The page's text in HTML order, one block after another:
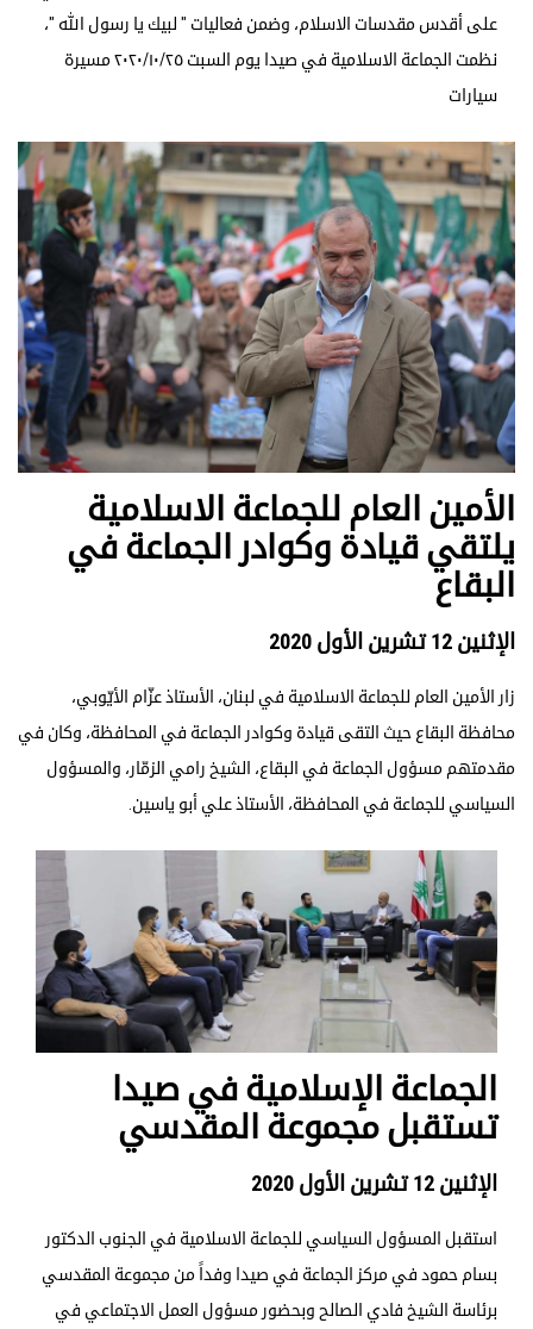
على أقدس مقدسات الاسلام، وضمن فعاليات " لبيك يا رسول الله "،
نظمت الجماعة الاسلامية في صيدا يوم السبت ٢٠٢٠/١٠/٢٥ مسيرة
سيارات
الأمين العام للجماعة الاسلامية
يلتقي قيادة وكوادر الجماعة في
البقاع
الإثنين 12 تشرين الأول 2020
زار الأمين العام للجماعة الاسلامية في لبنان، الأستاذ عزّام الأيّوبي،
محافظة البقاع حيث التقى قيادة وكوادر الجماعة في المحافظة، وكان في
مقدمتهم مسؤول الجماعة في البقاع، الشيخ رامي الزمّار، والمسؤول
السياسي للجماعة في المحافظة، الأستاذ علي أبو ياسين.
الجماعة الإسلامية في صيدا
تستقبل مجموعة المقدسي
الإثنين 12 تشرين الأول 2020
استقبل المسؤول السياسي للجماعة الاسلامية في الجنوب الدكتور
بسام حمود في مركز الجماعة في صيدا وفداً من مجموعة المقدسي
برئاسة الشيخ فادي الصالح وبحضور مسؤول العمل الاجتماعي في